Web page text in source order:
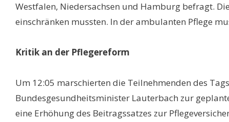
Westfalen, Niedersachsen und Hamburg befragt.
einschränken mussten. In der ambulanten Pflege
Kritik an der Pflegereform
Um 12:05 marschierten die Teilnehmenden des
Bundesgesundheitsminister Lauterbach zur
eine Erhöhung des Beitragssatzes zur